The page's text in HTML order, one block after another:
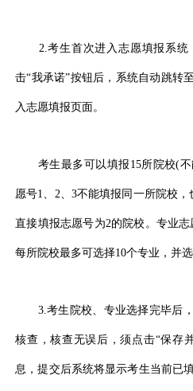
2.考生首次进入志愿填报系统
击“我承诺”按钮后，系统自动跳转
入志愿填报页面。
考生最多可以填报15所院校(不
愿号1、2、3不能填报同一所院校
直接填报志愿号为2的院校。专业
每所院校最多可选择10个专业，并
3.考生院校、专业选择完毕后，
核查，核查无误后，须点击“保存
息，提交后系统将显示考生当前已